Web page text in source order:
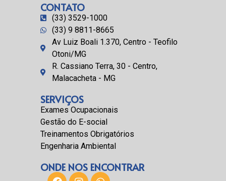
CONTATO
(33) 3529-1000
(33) 9 8811-8665
Av Luiz Boali 1.370, Centro - Teofilo
Otoni/MG
R. Cassiano Terra, 30 - Centro,
Malacacheta - MG
SERVIÇOS
Exames Ocupacionais
Gestão do E-social
Treinamentos Obrigatórios
Engenharia Ambiental
ONDE NOS ENCONTRAR